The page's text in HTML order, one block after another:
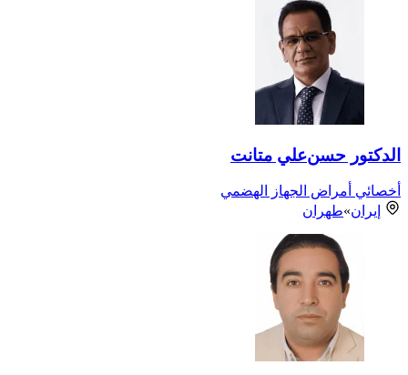
الدكتور حسن‌علي متانت
أخصائي أمراض الجهاز الهضمي
إيران»طهران